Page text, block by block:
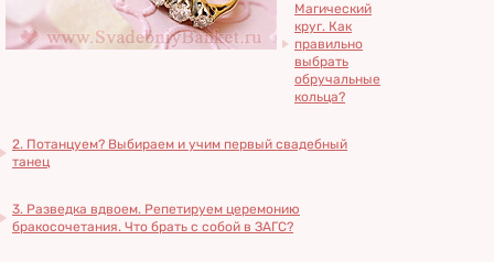
Магический
круг. Как
правильно
выбрать
обручальные
кольца?
2. Потанцуем? Выбираем и учим первый свадебный
танец
3. Разведка вдвоем. Репетируем церемонию
бракосочетания. Что брать с собой в ЗАГС?